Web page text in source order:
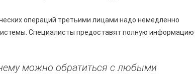
операций третьими лицами надо немедленно
Специалисты предоставят полную информацию
можно обратиться с любыми